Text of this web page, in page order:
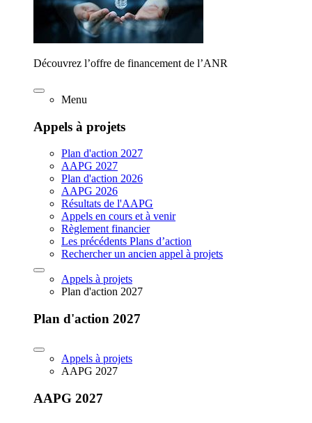
Découvrez l’offre de financement de l’ANR
Menu
Appels à projets
Plan d'action 2027
AAPG 2027
Plan d'action 2026
AAPG 2026
Résultats de l'AAPG
Appels en cours et à venir
Règlement financier
Les précédents Plans d’action
Rechercher un ancien appel à projets
Appels à projets
Plan d'action 2027
Plan d'action 2027
Appels à projets
AAPG 2027
AAPG 2027